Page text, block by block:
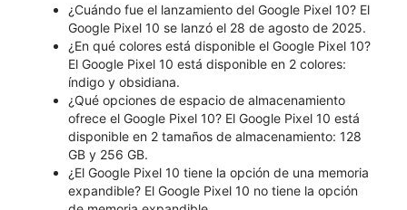
¿Cuándo fue el lanzamiento del Google Pixel 10? El
Google Pixel 10 se lanzó el 28 de agosto de 2025.
¿En qué colores está disponible el Google Pixel 10?
El Google Pixel 10 está disponible en 2 colores:
índigo y obsidiana.
¿Qué opciones de espacio de almacenamiento
ofrece el Google Pixel 10? El Google Pixel 10 está
disponible en 2 tamaños de almacenamiento: 128
GB y 256 GB.
¿El Google Pixel 10 tiene la opción de una memoria
expandible? El Google Pixel 10 no tiene la opción